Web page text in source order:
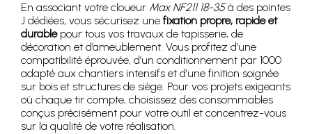
En associant votre cloueur Max NF211 18-35à des pointes
J dédiées, vous sécurisez une fixation propre, rapide et
durablepour tous vos travaux de tapisserie, de
décoration et d’ameublement. Vous profitez d’une
compatibilité éprouvée, d’un conditionnement par 1000
adapté aux chantiers intensifs et d’une finition soignée
sur bois et structures de siège. Pour vos projets exigeants
où chaque tir compte, choisissez des consommables
conçus précisément pour votre outil et concentrez-vous
sur la qualité de votre réalisation.